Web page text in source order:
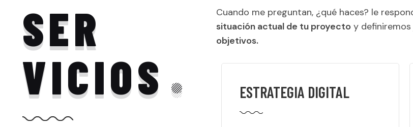
SER
VICIOS
Cuando me preguntan, ¿qué haces? le
situación actual de tu proyecto y
objetivos.
ESTRATEGIA DIGITAL